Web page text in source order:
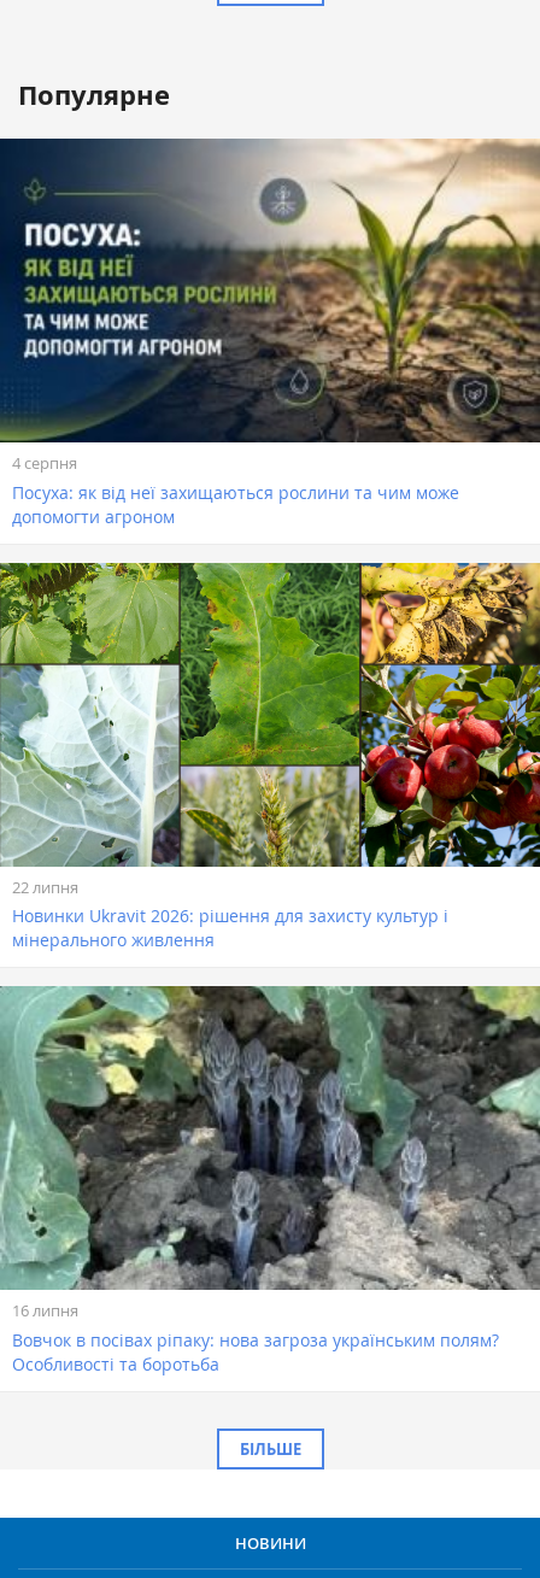
Популярне
4 серпня
Посуха: як від неї захищаються рослини та чим може
допомогти агроном
22 липня
Новинки Ukravit 2026: рішення для захисту культур і
мінерального живлення
16 липня
Вовчок в посівах ріпаку: нова загроза українським полям?
Особливості та боротьба
БІЛЬШЕ
НОВИНИ